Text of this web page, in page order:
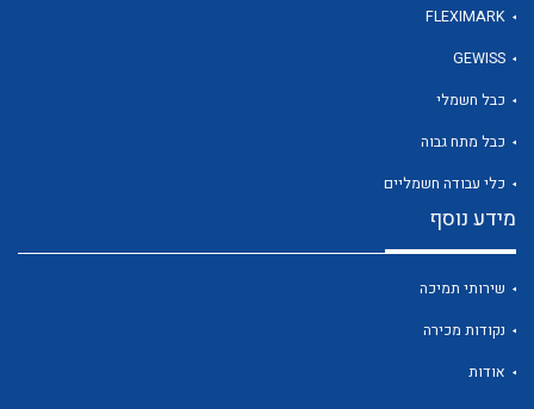
FLEXIMARK
GEWISS
כבל חשמלי
כבל מתח גבוה
כלי עבודה חשמליים
מידע נוסף
שירותי תמיכה
נקודות מכירה
אודות